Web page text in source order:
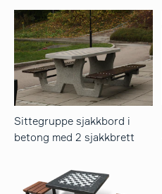
Sittegruppe sjakkbord i
betong med 2 sjakkbrett